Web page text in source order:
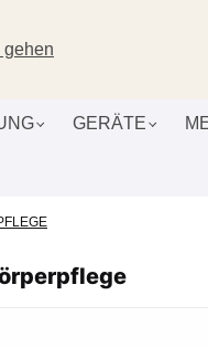
GERÄTE